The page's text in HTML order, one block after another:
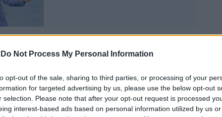
Do Not Process My Personal Information
opt-out of the sale, sharing to third parties, or processing of your
for targeted advertising by us, please use the below opt-out
selection. Please note that after your opt-out request is processed
interest-based ads based on personal information utilized by us
sondaggi sono ancora embrionali. "Poco
Ghisleri, "Fratelli d'Italia mantiene
nel ranking delle percentuali
al di sopra del 27,0%, il Partito